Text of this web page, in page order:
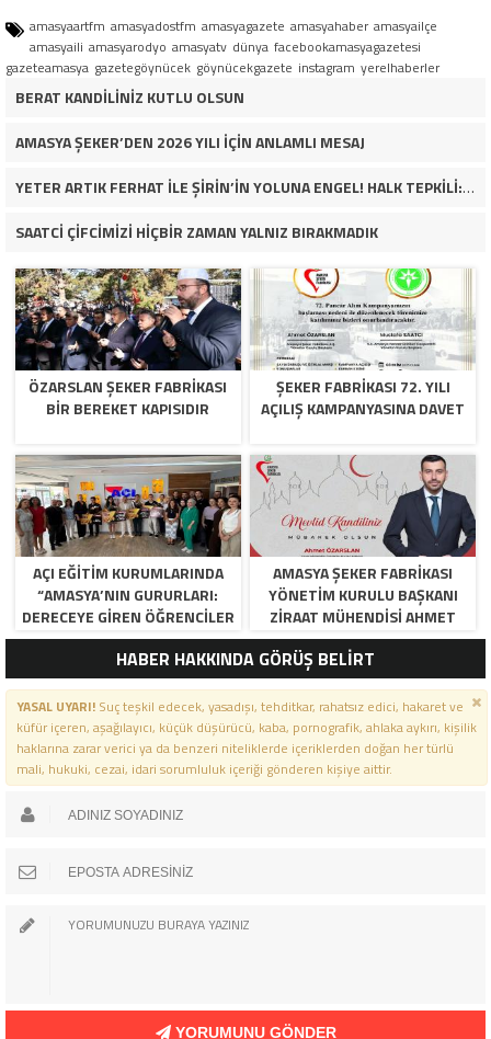
amasyaartfm amasyadostfm amasyagazete amasyahaber amasyailçe
amasyaili amasyarodyo amasyatv dünya facebookamasyagazetesi
gazeteamasya gazetegöynücek göynücekgazete instagram yerelhaberler
BERAT KANDİLİNİZ KUTLU OLSUN
AMASYA ŞEKER’DEN 2026 YILI İÇİN ANLAMLI MESAJ
YETER ARTIK FERHAT İLE ŞİRİN’İN YOLUNA ENGEL! HALK TEPKİLİ: “YOLU KAPATMAK ÇÖZÜM DEĞİL, GÖREVİNİ YAP!”
SAATCİ ÇİFCİMİZİ HİÇBİR ZAMAN YALNIZ BIRAKMADIK
ÖZARSLAN ŞEKER FABRİKASI
BİR BEREKET KAPISIDIR
ŞEKER FABRİKASI 72. YILI
AÇILIŞ KAMPANYASINA DAVET
AÇI EĞİTİM KURUMLARINDA
“AMASYA’NIN GURURLARI:
DERECEYE GIREN ÖĞRENCILER
İÇIN ANLAMLI TÖREN”
AMASYA ŞEKER FABRIKASI
YÖNETIM KURULU BAŞKANI
ZIRAAT MÜHENDISI AHMET
ÖZARSLAN’IN MEVLID KANDILI
MESAJI
HABER HAKKINDA GÖRÜŞ BELİRT
YASAL UYARI!Suç teşkil edecek, yasadışı, tehditkar, rahatsız edici, hakaret ve
küfür içeren, aşağılayıcı, küçük düşürücü, kaba, pornografik, ahlaka aykırı, kişilik
haklarına zarar verici ya da benzeri niteliklerde içeriklerden doğan her türlü
mali, hukuki, cezai, idari sorumluluk içeriği gönderen kişiye aittir.
YORUMUNU GÖNDER